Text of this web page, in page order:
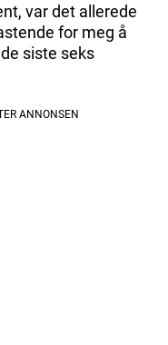
var det allerede
for meg å
siste seks